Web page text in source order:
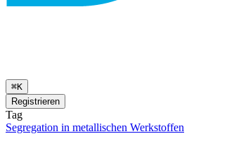
⌘K
Registrieren
Tag
Segregation in metallischen Werkstoffen